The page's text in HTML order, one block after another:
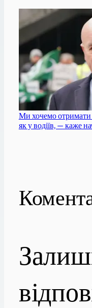
Ми хочемо отримати
як у водіїв, — каже